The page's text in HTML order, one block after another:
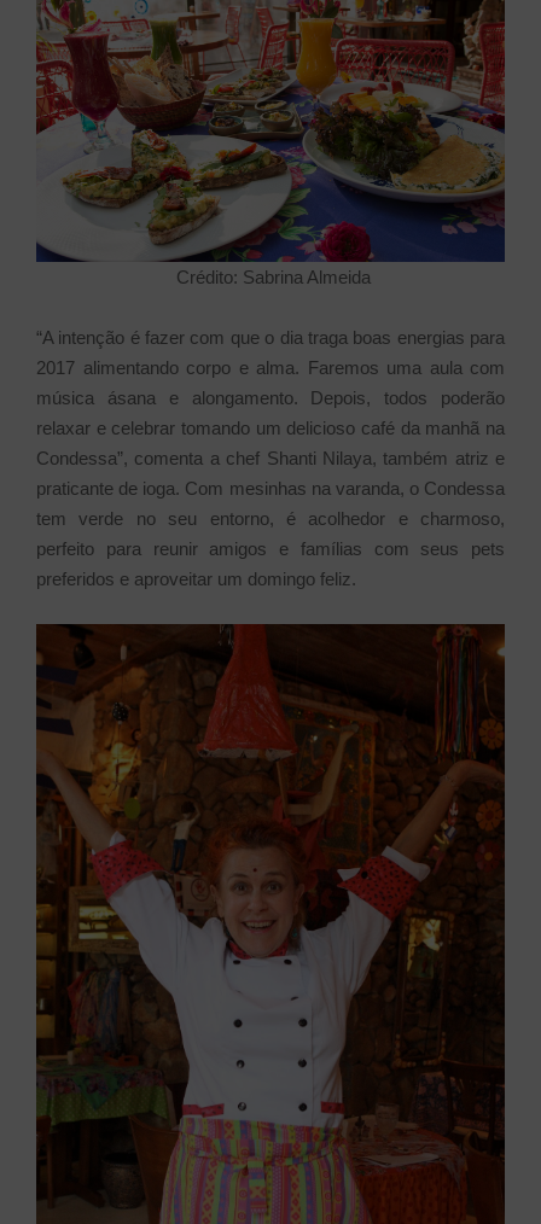
Crédito: Sabrina Almeida
“A intenção é fazer com que o dia traga boas energias para
2017 alimentando corpo e alma. Faremos uma aula com
música ásana e alongamento. Depois, todos poderão
relaxar e celebrar tomando um delicioso café da manhã na
Condessa”, comenta a chef Shanti Nilaya, também atriz e
praticante de ioga. Com mesinhas na varanda, o Condessa
tem verde no seu entorno, é acolhedor e charmoso,
perfeito para reunir amigos e famílias com seus pets
preferidos e aproveitar um domingo feliz.